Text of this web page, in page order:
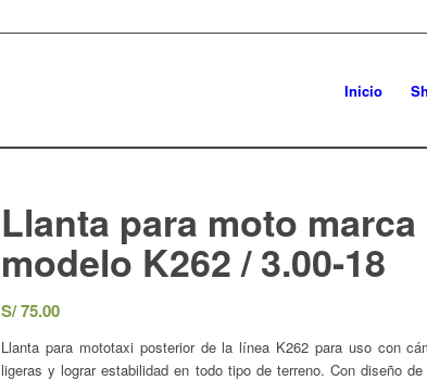
Inicio
Llanta para moto marca
modelo K262 / 3.00-18
S/75.00
Llanta para mototaxi posterior de la línea K262 para uso con
ligeras y lograr estabilidad en todo tipo de terreno. Con diseño